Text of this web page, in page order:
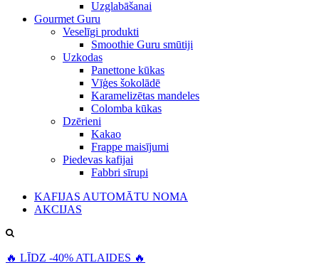
Uzglabāšanai
Gourmet Guru
Veselīgi produkti
Smoothie Guru smūtiji
Uzkodas
Panettone kūkas
Vīģes šokolādē
Karamelizētas mandeles
Colomba kūkas
Dzērieni
Kakao
Frappe maisījumi
Piedevas kafijai
Fabbri sīrupi
KAFIJAS AUTOMĀTU NOMA
AKCIJAS
🔥 LĪDZ -40% ATLAIDES 🔥